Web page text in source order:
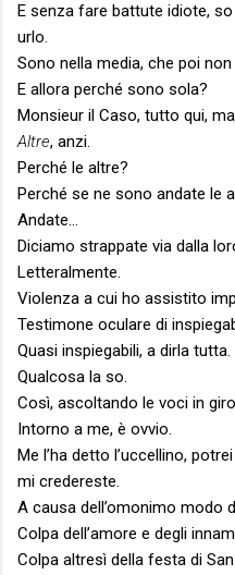
E senza fare battute idiote,
urlo.
Sono nella media, che poi
E allora perché sono sola?
Monsieur il Caso, tutto qui,
Altre, anzi.
Perché le altre?
Perché se ne sono andate le
Andate…
Diciamo strappate via dalla
Letteralmente.
Violenza a cui ho assistito
Testimone oculare di
Quasi inspiegabili, a dirla tutta.
Qualcosa la so.
Così, ascoltando le voci in
Intorno a me, è ovvio.
Me l’ha detto l’uccellino,
mi credereste.
A causa dell’omonimo modo
Colpa dell’amore e degli
Colpa altresì della festa di